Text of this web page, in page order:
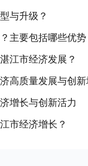
与升级？
主要包括哪些优
江市经济发展？
高质量发展与创
增长与创新活力
市经济增长？